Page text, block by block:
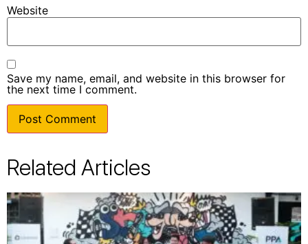
Website
Save my name, email, and website in this browser for
the next time I comment.
Related Articles